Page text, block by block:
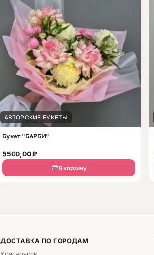
АВТОРСКИЕ БУКЕТЫ
Букет "БАРБИ"
5500,00₽
В корзину
ДОСТАВКА ПО ГОРОДАМ